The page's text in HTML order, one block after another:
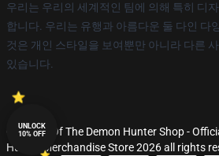
우리는 우리의 세계적인 팀에 의해 특히 디
합니다. 우리는 유행과 아름다운 둘 다인 다
것은 개인 스타일을 보여뿐만 아니라 다른
있습니다.
© Sword Of The Demon Hunter Shop -
Hunter Merchandise Store 2026 all rights
UNLOCK
10% OFF